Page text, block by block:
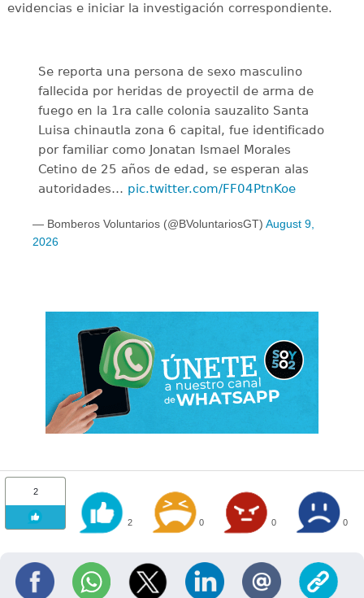
evidencias e iniciar la investigación correspondiente.
Se reporta una persona de sexo masculino
fallecida por heridas de proyectil de arma de
fuego en la 1ra calle colonia sauzalito Santa
Luisa chinautla zona 6 capital, fue identificado
por familiar como Jonatan Ismael Morales
Cetino de 25 años de edad, se esperan alas
autoridades… pic.twitter.com/FF04PtnKoe
— Bomberos Voluntarios (@BVoluntariosGT) August 9,
2026
2
2 0 0 0